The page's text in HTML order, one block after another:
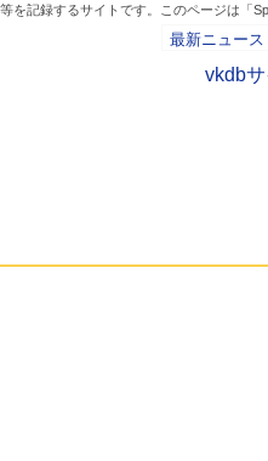
記録するサイトです。このページは「
最新ニュース
vkdb